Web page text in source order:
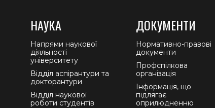
НАУКА
Напрями наукової
діяльності
університету
Відділ аспірантури та
докторантури
Відділ наукової
роботи студентів
ДОКУМЕНТИ
Нормативно-правові
документи
Профспілкова
організація
Інформація, що
підлягає
оприлюдненню